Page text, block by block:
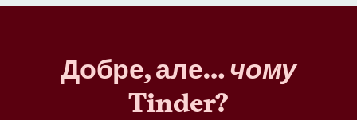
Добре, але…чому
Tinder?